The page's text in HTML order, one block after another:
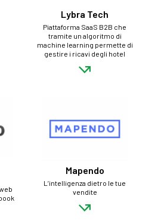
Lybra Tech
Piattaforma SaaS B2B che
tramite un algoritmo di
machine learning permette di
gestire i ricavi degli hotel
Mapendo
L’intelligenza dietro le tue
vendite